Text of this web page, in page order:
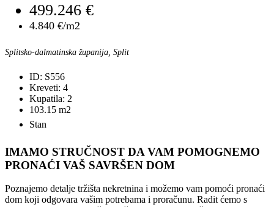
499.246 €
4.840 €/m2
Splitsko-dalmatinska županija, Split
ID: S556
Kreveti: 4
Kupatila: 2
103.15 m2
Stan
IMAMO STRUČNOST DA VAM POMOGNEMO
PRONAĆI VAŠ SAVRŠEN DOM
Poznajemo detalje tržišta nekretnina i možemo vam pomoći pronaći
dom koji odgovara vašim potrebama i proračunu. Radit ćemo s